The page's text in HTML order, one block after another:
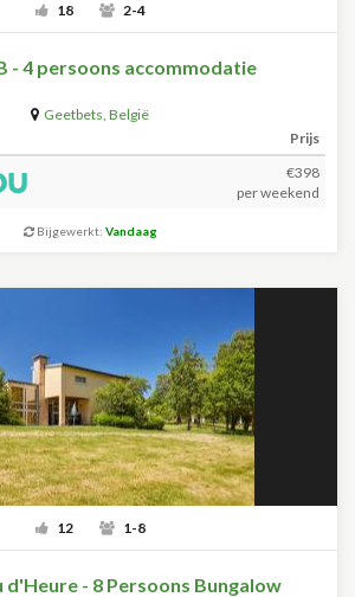
18 2-4
- 4 persoons accommodatie
Geetbets, België
Prijs
€398
per weekend
Bijgewerkt: Vandaag
12 1-8
d'Heure - 8 Persoons Bungalow